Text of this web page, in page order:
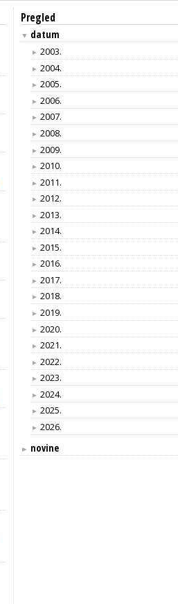
Pregled
▼ datum
► 2003.
► 2004.
► 2005.
► 2006.
► 2007.
► 2008.
► 2009.
► 2010.
► 2011.
► 2012.
► 2013.
► 2014.
► 2015.
► 2016.
► 2017.
► 2018.
► 2019.
► 2020.
► 2021.
► 2022.
► 2023.
► 2024.
► 2025.
► 2026.
► novine